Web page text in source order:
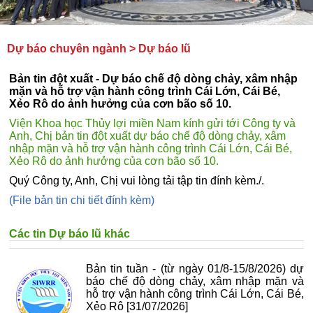
Dự báo chuyên ngành > Dự báo lũ
Bản tin đột xuất - Dự báo chế độ dòng chảy, xâm nhập
mặn và hỗ trợ vận hành công trình Cái Lớn, Cái Bé,
Xẻo Rô do ảnh hưởng của cơn bão số 10.
Viện Khoa học Thủy lợi miền Nam kính gửi tới Công ty và
Anh, Chị bản tin đột xuất dự báo chế độ dòng chảy, xâm
nhập mặn và hỗ trợ vận hành công trình Cái Lớn, Cái Bé,
Xẻo Rô do ảnh hưởng của cơn bão số 10.
Quý Công ty, Anh, Chị vui lòng tải tập tin đính kèm./.
(File bản tin chi tiết đính kèm)
Các tin Dự báo lũ khác
Bản tin tuần - (từ ngày 01/8-15/8/2026) dự
báo chế độ dòng chảy, xâm nhập mặn và
hỗ trợ vận hành công trình Cái Lớn, Cái Bé,
Xẻo Rô [31/07/2026]